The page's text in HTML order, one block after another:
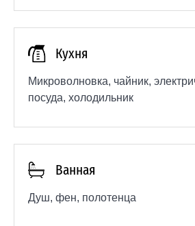
Кухня
Микроволновка, чайник,
посуда, холодильник
Ванная
Душ, фен, полотенца